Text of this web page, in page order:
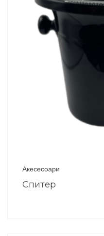
Акесесоари
Спитер